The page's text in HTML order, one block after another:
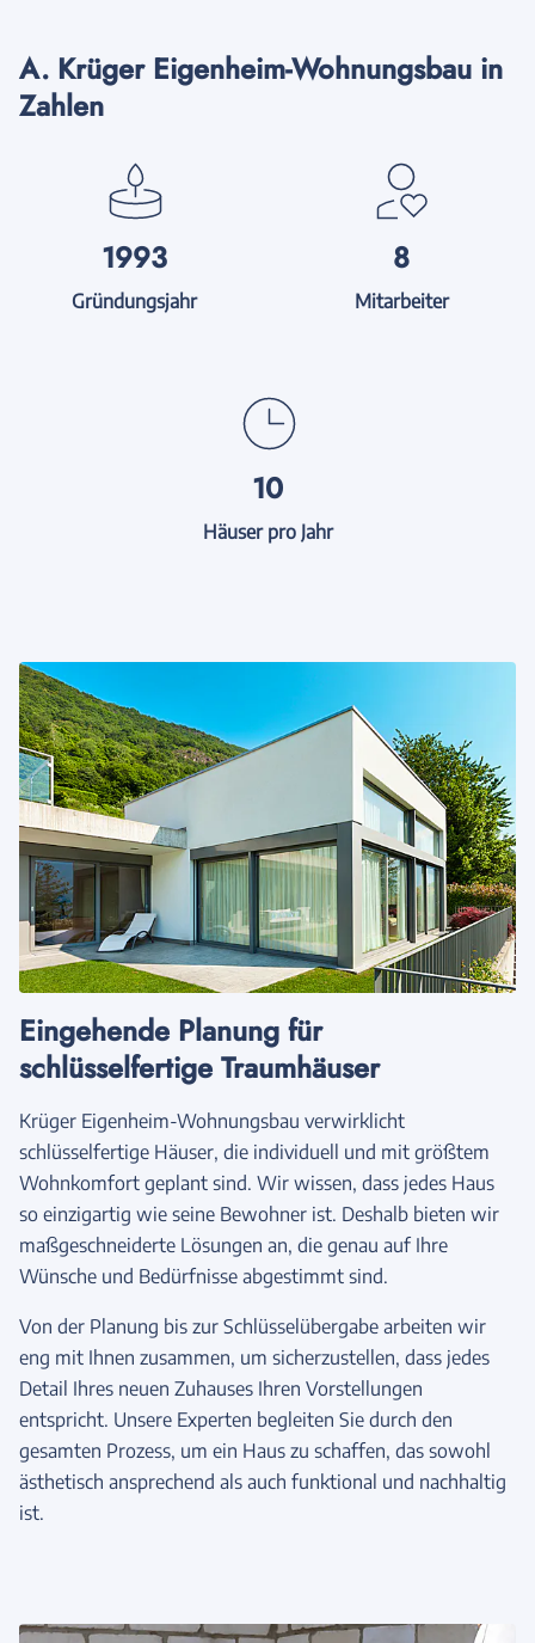
A. Krüger Eigenheim-Wohnungsbau in
Zahlen
1993
Gründungsjahr
8
Mitarbeiter
10
Häuser pro Jahr
Eingehende Planung für
schlüsselfertige Traumhäuser
Krüger Eigenheim-Wohnungsbau verwirklicht
schlüsselfertige Häuser, die individuell und mit größtem
Wohnkomfort geplant sind. Wir wissen, dass jedes Haus
so einzigartig wie seine Bewohner ist. Deshalb bieten wir
maßgeschneiderte Lösungen an, die genau auf Ihre
Wünsche und Bedürfnisse abgestimmt sind.
Von der Planung bis zur Schlüsselübergabe arbeiten wir
eng mit Ihnen zusammen, um sicherzustellen, dass jedes
Detail Ihres neuen Zuhauses Ihren Vorstellungen
entspricht. Unsere Experten begleiten Sie durch den
gesamten Prozess, um ein Haus zu schaffen, das sowohl
ästhetisch ansprechend als auch funktional und nachhaltig
ist.